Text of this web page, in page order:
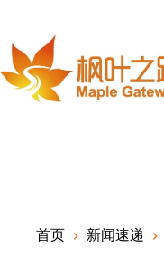
content
首页 新闻速递